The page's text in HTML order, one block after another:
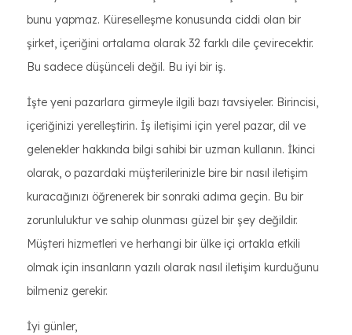
bunu yapmaz. Küreselleşme konusunda ciddi olan bir
şirket, içeriğini ortalama olarak 32 farklı dile çevirecektir.
Bu sadece düşünceli değil. Bu iyi bir iş.
İşte yeni pazarlara girmeyle ilgili bazı tavsiyeler. Birincisi,
içeriğinizi yerelleştirin. İş iletişimi için yerel pazar, dil ve
gelenekler hakkında bilgi sahibi bir uzman kullanın. İkinci
olarak, o pazardaki müşterilerinizle bire bir nasıl iletişim
kuracağınızı öğrenerek bir sonraki adıma geçin. Bu bir
zorunluluktur ve sahip olunması güzel bir şey değildir.
Müşteri hizmetleri ve herhangi bir ülke içi ortakla etkili
olmak için insanların yazılı olarak nasıl iletişim kurduğunu
bilmeniz gerekir.
İyi günler,